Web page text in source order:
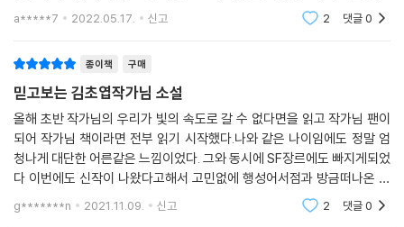
「행성어 서점」은 수만 개의 은하 언어를 실시간으로 통역해주는 기술이 일
지 않은 ‘망해가는 시골 행성’의 서점을 배경으로 한다. 서점 직원인 ‘나’는
일주일 전부터 서점을 찾아오는 수상한 여자를 예의주시하고 있었는데, 그
날 저녁 은하계 테러 조직에 관한 뉴스를 접하고 당혹감을 느낀다. 다음 날
도 어김없이 찾아온 여자와 드디어 대화를 나누다 뜻밖의 사실이 밝혀진
다.
인류의 모든 뇌에 수만 개 은하 언어를 지원하는 범우주 통역 모듈이 설치
된 이 시대에도, 어떤 이들은 낯선 외국어로 가득한 서점을 거니는 이국적
하는 난감한 사태에 봉착하기도 한다. 이번 김초엽의 짧은 얘기들을 읽는
a*****7 2022.05.17. 신고 2 댓글0
종이책 구매
믿고보는 김초엽작가님 소설
올해 초반 작가님의 우리가 빛의 속도로 갈 수 없다면을 읽고 작가님 팬이
되어 작가님 책이라면 전부 읽기 시작했다.나와 같은 나이임에도 정말 엄
청나게 대단한 어른같은 느낌이었다. 그와 동시에 SF장르에도 빠지게되었
다 이번에도 신작이 나왔다고해서 고민없에 행성어서점과 방금떠나온 세
계를 구입하여 읽었는데 행성어서점은 이전 소설들보다 훨씬 짧고 많은 이
야기가 담겨있었다
g*******n 2021.11.09. 신고 2 댓글0